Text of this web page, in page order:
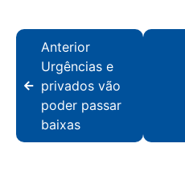
Anterior
Urgências e
privados vão
poder passar
baixas